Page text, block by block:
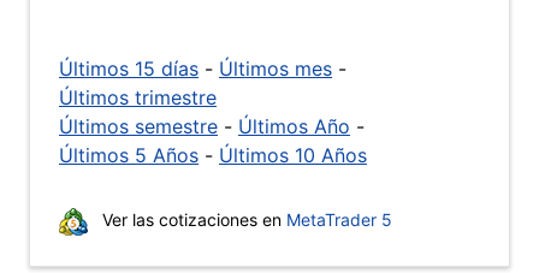
Últimos 15 días - Últimos mes -
Últimos trimestre
Últimos semestre - Últimos Año -
Últimos 5 Años - Últimos 10 Años
Ver las cotizaciones en MetaTrader 5